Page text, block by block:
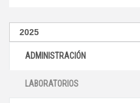
ADMINISTRACIÓN
LABORATORIOS